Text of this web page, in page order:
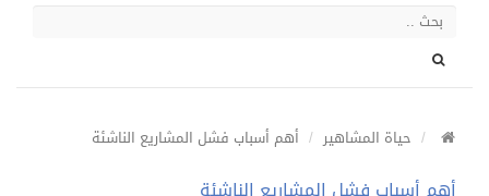
حياة المشاهير أهم أسباب فشل المشاريع الناشئة